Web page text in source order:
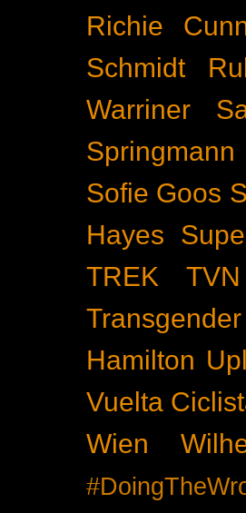
Richie
Schmidt
Warriner
Springmann
Sofie Goos
Hayes
TREK
TVN
Transgender
Hamilton
Vuelta
Wien